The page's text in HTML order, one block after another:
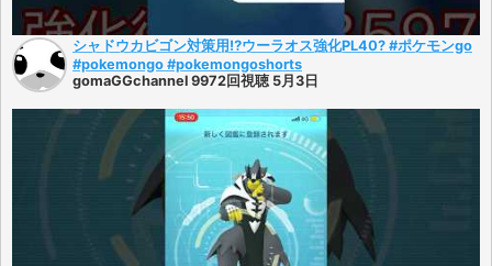
シャドウカビゴン対策用⁉️ウーラオス強化PL40? #ポケモンgo
#pokemongo #pokemongoshorts
gomaGGchannel 9972回視聴 5月3日